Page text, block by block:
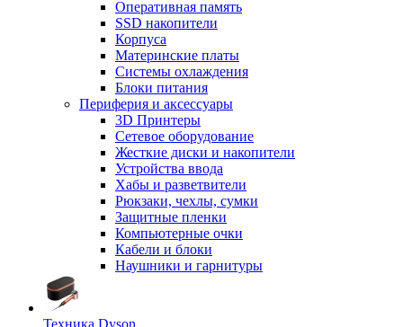
Оперативная память
SSD накопители
Корпуса
Материнские платы
Системы охлаждения
Блоки питания
Периферия и аксессуары
3D Принтеры
Сетевое оборудование
Жесткие диски и накопители
Устройства ввода
Хабы и разветвители
Рюкзаки, чехлы, сумки
Защитные пленки
Компьютерные очки
Кабели и блоки
Наушники и гарнитуры
Техника Dyson